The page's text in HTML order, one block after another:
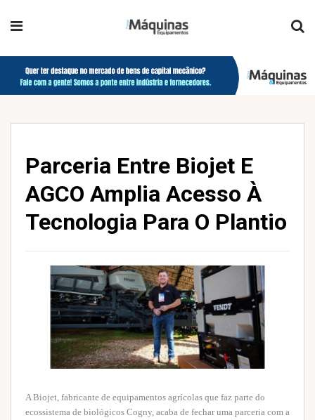
Parceria Entre Biojet E
AGCO Amplia Acesso À
Tecnologia Para O Plantio
A Biojet, fabricante de equipamentos agrícolas que faz parte do
ecossistema de biológicos Cogny, acaba de fechar uma parceria com a